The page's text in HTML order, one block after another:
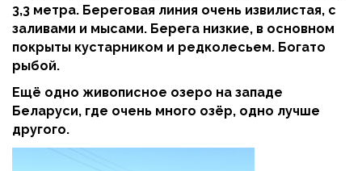
3,3 метра. Береговая линия очень извилистая, с
заливами и мысами. Берега низкие, в основном
покрыты кустарником и редколесьем. Богато
рыбой.
Ещё одно живописное озеро на западе
Беларуси, где очень много озёр, одно лучше
другого.